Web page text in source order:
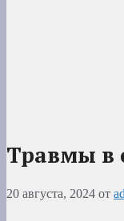
Травмы в
20 августа, 2024 от